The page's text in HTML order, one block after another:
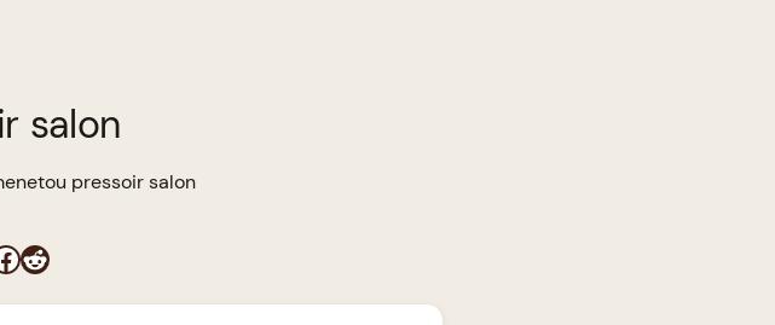
salon
pressoir salon
Reddit